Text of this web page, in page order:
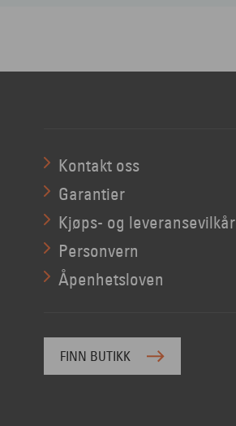
Kontakt oss
Garantier
Kjøps- og leveransevilkår
Personvern
Åpenhetsloven
FINN BUTIKK